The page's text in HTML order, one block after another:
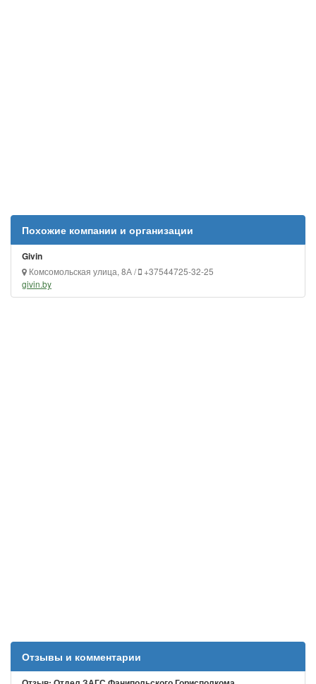
Похожие компании и организации
Givin
Комсомольская улица, 8А /
+37544725-32-25
givin.by
Отзывы и комментарии